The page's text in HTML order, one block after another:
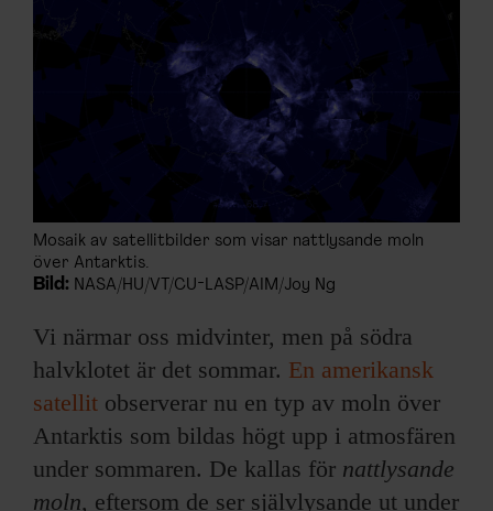
KONTAKTA F&F
SKRIV I F&F
PRENUMERERA PÅ F&F
ANNONSERA I F&F
Mosaik av satellitbilder som visar nattlysande moln
över Antarktis.
Bild: NASA/HU/VT/CU-LASP/AIM/Joy Ng
Vi närmar oss midvinter, men på södra
halvklotet är det sommar. En amerikansk
satellit observerar nu en typ av moln över
Antarktis som bildas högt upp i atmosfären
under sommaren. De kallas för nattlysande
moln, eftersom de ser självlysande ut under